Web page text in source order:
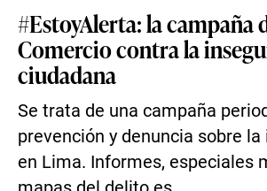
#EstoyAlerta: la campaña
Comercio contra la
ciudadana
Se trata de una campaña
prevención y denuncia sobre la
en Lima. Informes, especiales